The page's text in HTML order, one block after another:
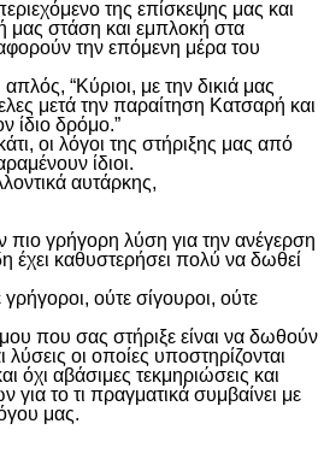
της επίσκεψης μας και
μας στάση και εμπλοκή στα
την επόμενη μέρα του
“Κύριοι, με την δικιά μας
μετά την παραίτηση Κατσαρή και
ίδιο δρόμο.”
οι λόγοι της στήριξης μας από
ίδιοι.
αυτάρκης,
πιο γρήγορη λύση για την ανέγερση
έχει καθυστερήσει πολύ να δωθεί
γρήγοροι, ούτε σίγουροι, ούτε
που σας στήριξε είναι να δωθούν
οι οποίες υποστηρίζονται
όχι αβάσιμες τεκμηριώσεις και
το τι πραγματικά συμβαίνει με
μας.